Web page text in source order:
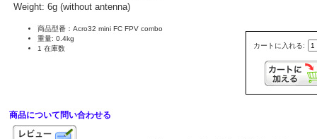
Weight: 6g (without antenna)
カートに入れる:
商品型番：Acro32 mini FC FPV combo
重量: 0.4kg
1 在庫数
商品について問い合わせる